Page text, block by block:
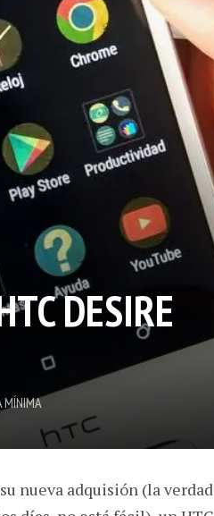
DESIRE
MÍNIMA
nueva adquisión (la verdad